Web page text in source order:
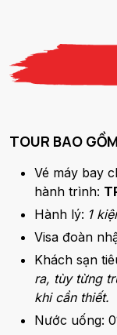
TOUR BAO GỒM
Vé máy bay
hành trình:
Hành lý: 1
Visa đoàn
Khách sạn
ra, tùy từng
khi cần thiết.
Nước uống: